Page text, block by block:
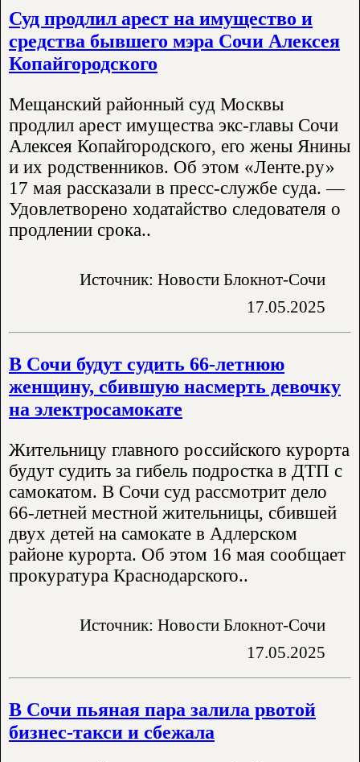
Суд продлил арест на имущество и
средства бывшего мэра Сочи Алексея
Копайгородского
Мещанский районный суд Москвы
продлил арест имущества экс-главы Сочи
Алексея Копайгородского, его жены Янины
и их родственников. Об этом «Ленте.ру»
17 мая рассказали в пресс-службе суда. —
Удовлетворено ходатайство следователя о
продлении срока..
Источник: Новости Блокнот-Сочи
17.05.2025
В Сочи будут судить 66-летнюю
женщину, сбившую насмерть девочку
на электросамокате
Жительницу главного российского курорта
будут судить за гибель подростка в ДТП с
самокатом. В Сочи суд рассмотрит дело
66-летней местной жительницы, сбившей
двух детей на самокате в Адлерском
районе курорта. Об этом 16 мая сообщает
прокуратура Краснодарского..
Источник: Новости Блокнот-Сочи
17.05.2025
В Сочи пьяная пара залила рвотой
бизнес-такси и сбежала